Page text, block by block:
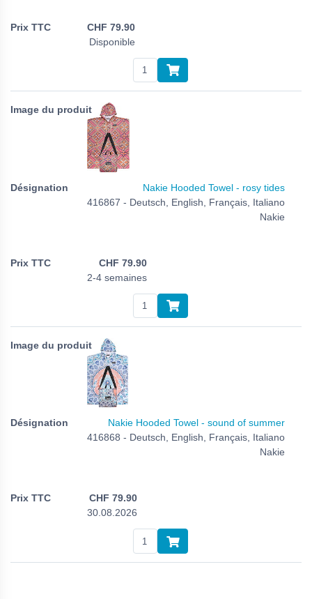
CHF 79.90
Disponible
Nakie Hooded Towel - rosy tides
416867 - Deutsch, English, Français, Italiano
Nakie
CHF 79.90
2-4 semaines
Nakie Hooded Towel - sound of summer
416868 - Deutsch, English, Français, Italiano
Nakie
CHF 79.90
30.08.2026